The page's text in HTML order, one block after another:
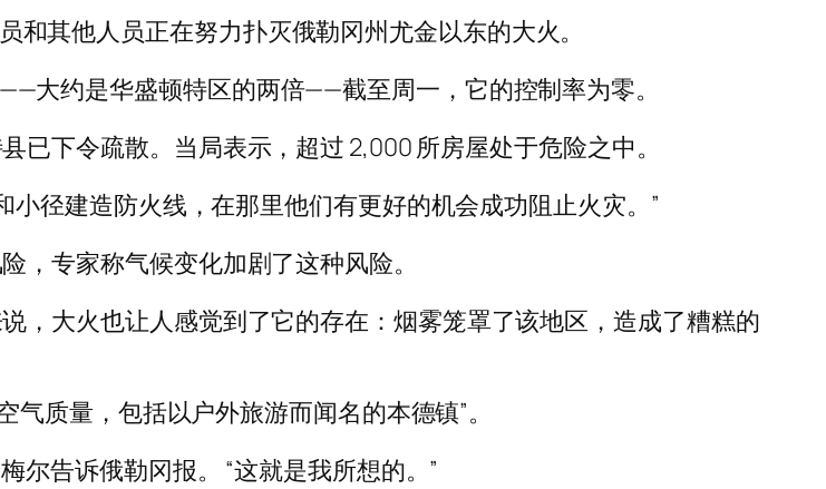
和其他人员正在努力扑灭俄勒冈州尤金以东的大火。
大约是华盛顿特区的两倍——截至周一，它的控制率为零。
下令疏散。当局表示，超过 2,000 所房屋处于危险之中。
径建造防火线，在那里他们有更好的机会成功阻止火灾。”
，专家称气候变化加剧了这种风险。
，大火也让人感觉到了它的存在：烟雾笼罩了该地区，造成了糟糕的
质量，包括以户外旅游而闻名的本德镇”。
尔告诉俄勒冈报。 “这就是我所想的。”